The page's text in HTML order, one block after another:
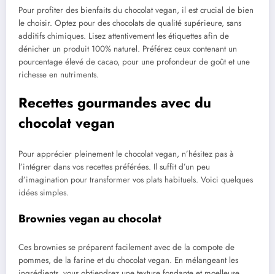
Pour profiter des bienfaits du chocolat vegan, il est crucial de bien
le choisir. Optez pour des chocolats de qualité supérieure, sans
additifs chimiques. Lisez attentivement les étiquettes afin de
dénicher un produit 100% naturel. Préférez ceux contenant un
pourcentage élevé de cacao, pour une profondeur de goût et une
richesse en nutriments.
Recettes gourmandes avec du
chocolat vegan
Pour apprécier pleinement le chocolat vegan, n’hésitez pas à
l’intégrer dans vos recettes préférées. Il suffit d’un peu
d’imagination pour transformer vos plats habituels. Voici quelques
idées simples.
Brownies vegan au chocolat
Ces brownies se préparent facilement avec de la compote de
pommes, de la farine et du chocolat vegan. En mélangeant les